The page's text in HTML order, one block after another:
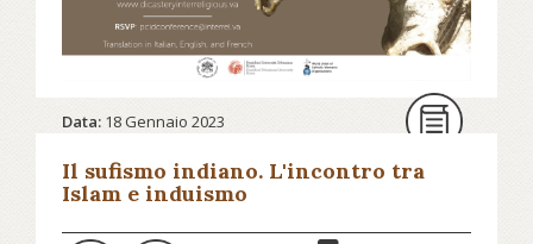
Scopri il programma, i relatori e come partecipare
su dicasteryinterreligious.va...
Data: 18 Gennaio 2023
Il sufismo indiano. L'incontro tra
Islam e induismo